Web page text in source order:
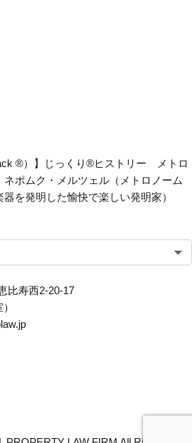
®）】じっくり®ヒストリー メトロ
ポムク・メルツェル（メトロノーム
を発明した愉快で楽しい発明家）
比寿西2-20-17